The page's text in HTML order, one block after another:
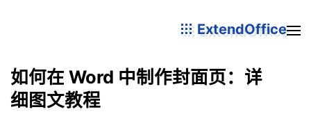
ExtendOffice
如何在 Word 中制作封面页：详
细图文教程